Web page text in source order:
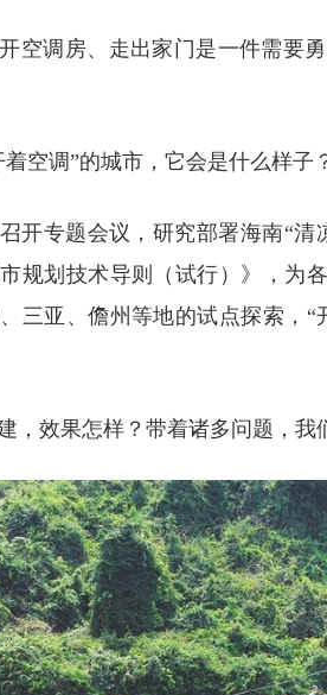
空调房、走出家门是一件需要
空调”的城市，它会是什么样子
开专题会议，研究部署海南“清
规划技术导则（试行）》，为
三亚、儋州等地的试点探索，“
，效果怎样？带着诸多问题，